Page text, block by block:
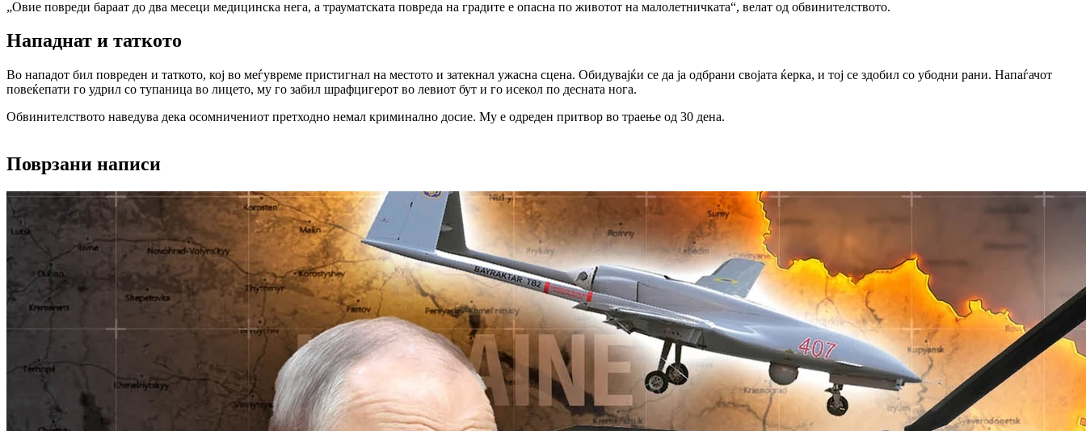
„Овие повреди бараат до два месеци медицинска нега, а трауматската повреда на градите е опасна по животот на малолетничката“, велат од обвинителството.
Нападнат и таткото
Во нападот бил повреден и таткото, кој во меѓувреме пристигнал на местото и затекнал ужасна сцена. Обидувајќи се да ја одбрани својата ќерка, и тој се здобил со убодни рани. Напаѓачот
повеќепати го удрил со тупаница во лицето, му го забил шрафцигерот во левиот бут и го исекол по десната нога.
Обвинителството наведува дека осомничениот претходно немал криминално досие. Му е одреден притвор во траење од 30 дена.
Поврзани написи